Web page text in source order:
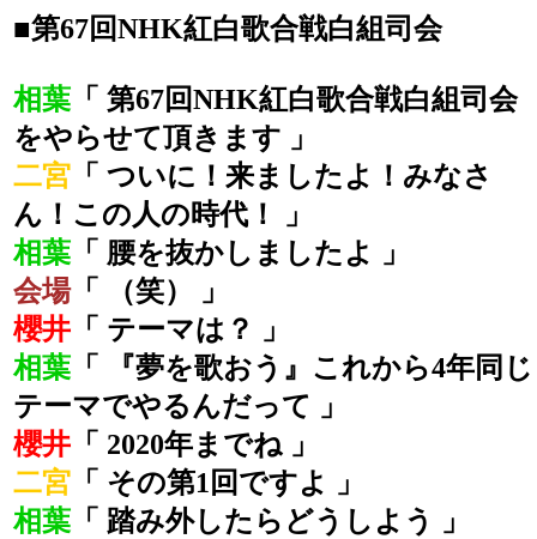
■第67回NHK紅白歌合戦白組司会
相葉 「 第67回NHK紅白歌合戦白組司会
をやらせて頂きます 」
二宮 「 ついに！来ましたよ！みなさ
ん！この人の時代！ 」
相葉 「 腰を抜かしましたよ 」
会場「 （笑） 」
櫻井 「 テーマは？ 」
相葉 「 『夢を歌おう』これから4年同じ
テーマでやるんだって 」
櫻井 「 2020年までね 」
二宮 「 その第1回ですよ 」
相葉 「 踏み外したらどうしよう 」